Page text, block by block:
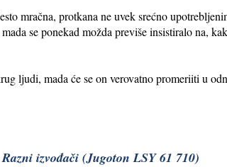
mračna, protkana ne uvek srećno
se ponekad možda previše insistiralo na,
ljudi, mada će se on verovatno promeriiti u
izvođači (Jugoton LSY 61 710)